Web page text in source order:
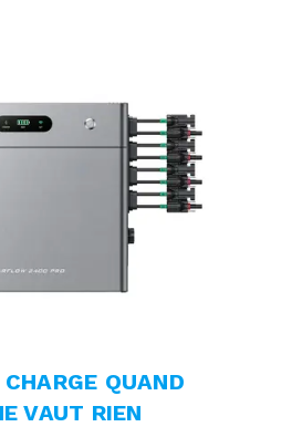
QUAND
VAUT RIEN